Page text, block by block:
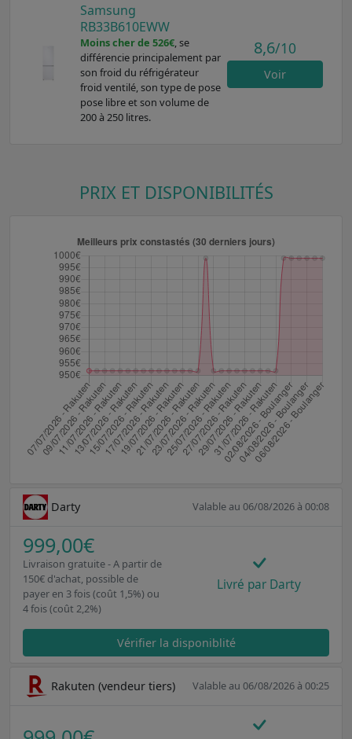
Samsung
RB33B610EWW
Moins cher de 526€, se
différencie principalement par
son froid du réfrigérateur
froid ventilé, son type de pose
pose libre et son volume de
200 à 250 litres.
8,6/10
Voir
PRIX ET DISPONIBILITÉS
Darty Valable au 06/08/2026 à 00:08
999,00€
Livraison gratuite - A partir de
150€ d'achat, possible de
payer en 3 fois (coût 1,5%) ou
4 fois (coût 2,2%)
Livré par Darty
Vérifier la disponiblité
Rakuten (vendeur tiers) Valable au 06/08/2026 à 00:25